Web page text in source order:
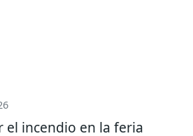
el incendio en la feria